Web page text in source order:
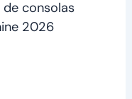
consolas
2026